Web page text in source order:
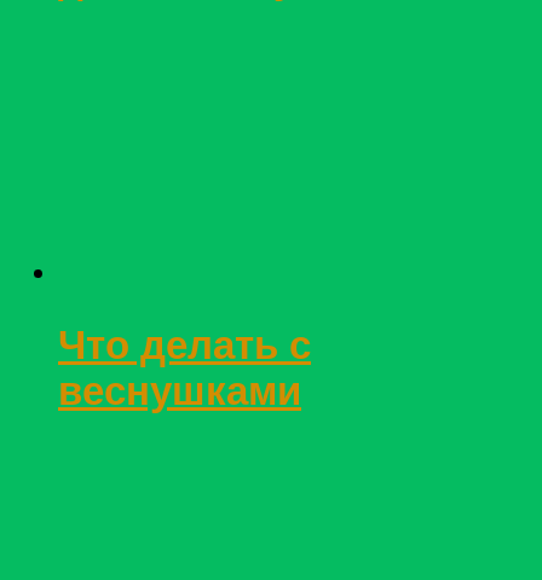
Что делать с
веснушками